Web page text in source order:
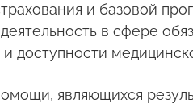
и базовой
в сфере
и доступности
являющихся